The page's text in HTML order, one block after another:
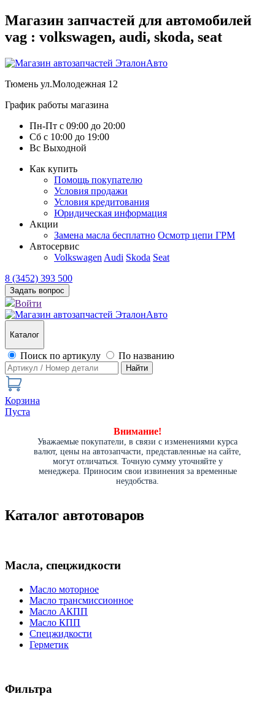
Магазин запчастей для автомобилей
vag : volkswagen, audi, skoda, seat
Тюмень ул.Молодежная 12
График работы магазина
Пн-Пт с 09:00 до 20:00
Сб с 10:00 до 19:00
Вс Выходной
Как купить
Помощь покупателю
Условия продажи
Условия кредитования
Юридическая информация
Акции
Замена масла бесплатно Осмотр цепи ГРМ
Автосервис
Volkswagen Audi Skoda Seat
8 (3452) 393 500
Задать вопрос
Войти
Каталог
Поиск по артикулу По названию
Найти
Корзина
Пуста
Внимание!
Уважаемые покупатели, в связи с изменениями курса
валют, цены на автозапчасти, представленные на сайте,
могут отличаться. Точную сумму уточняйте у
менеджера. Приносим свои извинения за временные
неудобства.
Каталог автотоваров
Масла, спецжидкости
Масло моторное
Масло трансмиссионное
Масло АКПП
Масло КПП
Спецжидкости
Герметик
Фильтра